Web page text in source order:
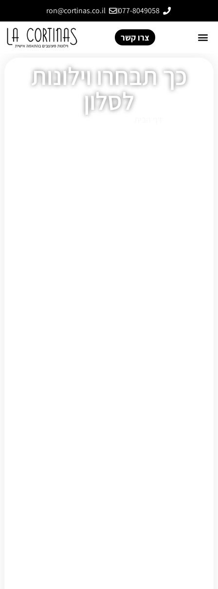
077-8049058
ron@cortinas.co.il
צרו קשר
כך תבחרו וילונות
לסלון
כך תבחרו וילונות לסלון